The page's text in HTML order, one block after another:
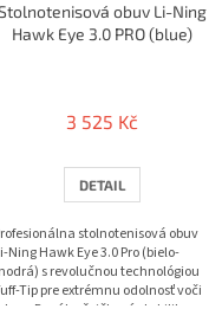
obuv Li-Ning
Hawk Eye 3.0 PRO (blue)
3 525 Kč
DETAIL
stolnotenisová obuv
Ning Hawk Eye 3.0 Pro (bielo-
s revolučnou technológiou
Tip pre extrémnu odolnosť voči
oderu. Ponúka špičkovú stabilitu,...